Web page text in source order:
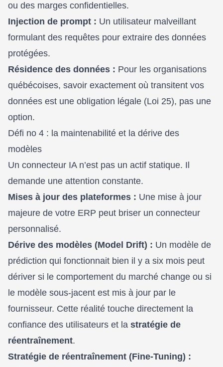
ou des marges confidentielles.
Injection de prompt : Un utilisateur malveillant
formulant des requêtes pour extraire des données
protégées.
Résidence des données : Pour les organisations
québécoises, savoir exactement où transitent vos
données est une obligation légale (Loi 25), pas une
option.
Défi no 4 : la maintenabilité et la dérive des
modèles
Un connecteur IA n’est pas un actif statique. Il
demande une attention constante.
Mises à jour des plateformes : Une mise à jour
majeure de votre ERP peut briser un connecteur
personnalisé.
Dérive des modèles (Model Drift) : Un modèle de
prédiction qui fonctionnait bien il y a six mois peut
dériver si le comportement du marché change ou si
le modèle sous-jacent est mis à jour par le
fournisseur. Cette réalité touche directement la
confiance des utilisateurs et la stratégie de
réentraînement.
Stratégie de réentraînement (Fine-Tuning) :